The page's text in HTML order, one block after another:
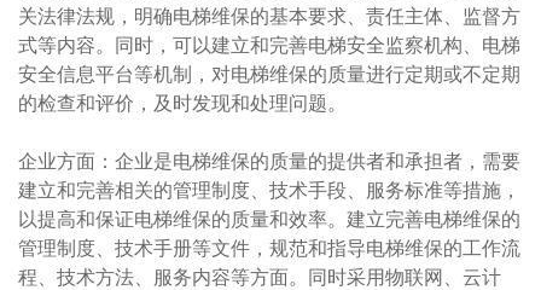
关法律法规，明确电梯维保的基本要求、责任主体、监督方
式等内容。同时，可以建立和完善电梯安全监察机构、电梯
安全信息平台等机制，对电梯维保的质量进行定期或不定期
的检查和评价，及时发现和处理问题。
企业方面：企业是电梯维保的质量的提供者和承担者，需要
建立和完善相关的管理制度、技术手段、服务标准等措施，
以提高和保证电梯维保的质量和效率。建立完善电梯维保的
管理制度、技术手册等文件，规范和指导电梯维保的工作流
程、技术方法、服务内容等方面。同时采用物联网、云计